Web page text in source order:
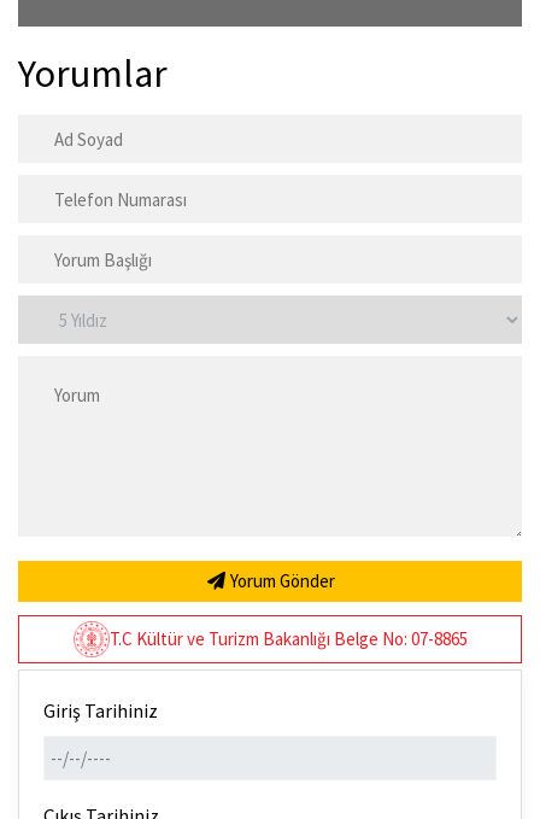
Yorumlar
Yorum Gönder
T.C Kültür ve Turizm Bakanlığı Belge No: 07-8865
Giriş Tarihiniz